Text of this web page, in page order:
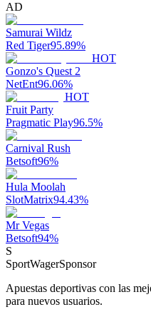
AD
Samurai Wildz
Red Tiger95.89%
HOT
Gonzo's Quest 2
NetEnt96.06%
HOT
Fruit Party
Pragmatic Play96.5%
Carnival Rush
Betsoft96%
Hula Moolah
SlotMatrix94.43%
Mr Vegas
Betsoft94%
S
SportWagerSponsor
Apuestas deportivas con las
para nuevos usuarios.